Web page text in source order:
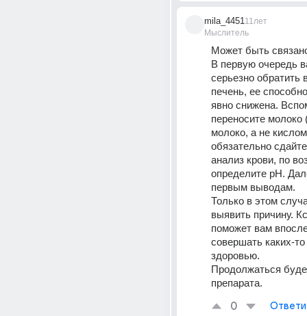
mila_4451
Мыслитель
11лет
Может быть
В первую очередь
серьезно обратить
печень, ее
явно снижена.
переносите молоко
молоко, а не
обязательно
анализ крови, по
определите pH.
первым выводам.
Только в этом
выявить причину.
поможет вам
совершать каких-
здоровью.
Продолжаться
препарата.
0